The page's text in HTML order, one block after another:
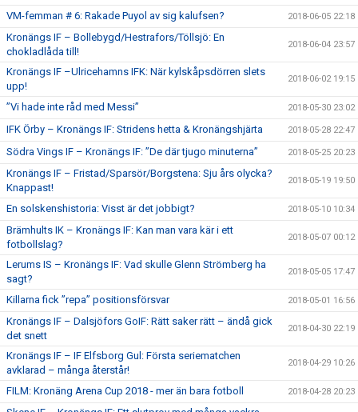
VM-femman # 6: Rakade Puyol av sig kalufsen? 2018-06-05 22:18
Kronängs IF – Bollebygd/Hestrafors/Töllsjö: En
chokladlåda till!
2018-06-04 23:57
Kronängs IF –Ulricehamns IFK: När kylskåpsdörren slets
upp!
2018-06-02 19:15
”Vi hade inte råd med Messi” 2018-05-30 23:02
IFK Örby – Kronängs IF: Stridens hetta & Kronängshjärta 2018-05-28 22:47
Södra Vings IF – Kronängs IF: ”De där tjugo minuterna” 2018-05-25 20:23
Kronängs IF – Fristad/Sparsör/Borgstena: Sju års olycka?
Knappast!
2018-05-19 19:50
En solskenshistoria: Visst är det jobbigt? 2018-05-10 10:34
Brämhults IK – Kronängs IF: Kan man vara kär i ett
fotbollslag?
2018-05-07 00:12
Lerums IS – Kronängs IF: Vad skulle Glenn Strömberg ha
sagt?
2018-05-05 17:47
Killarna fick ”repa” positionsförsvar 2018-05-01 16:56
Kronängs IF – Dalsjöfors GoIF: Rätt saker rätt – ändå gick
det snett
2018-04-30 22:19
Kronängs IF – IF Elfsborg Gul: Första seriematchen
avklarad – många återstår!
2018-04-29 10:26
FILM: Kronäng Arena Cup 2018 - mer än bara fotboll 2018-04-28 20:23